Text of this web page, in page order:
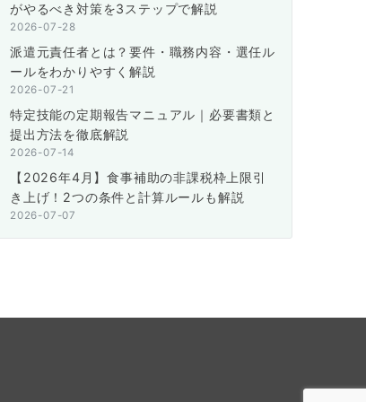
がやるべき対策を3ステップで解説
2026-07-28
派遣元責任者とは？要件・職務内容・選任ル
ールをわかりやすく解説
2026-07-21
特定技能の定期報告マニュアル｜必要書類と
提出方法を徹底解説
2026-07-14
【2026年4月】食事補助の非課税枠上限引
き上げ！2つの条件と計算ルールも解説
2026-07-07